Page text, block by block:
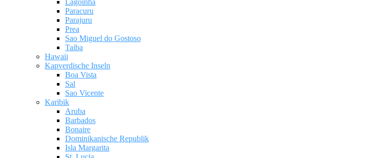
Lagoinha
Paracuru
Parajuru
Prea
Sao Miguel do Gostoso
Taiba
Hawaii
Kapverdische Inseln
Boa Vista
Sal
Sao Vicente
Karibik
Aruba
Barbados
Bonaire
Dominikanische Republik
Isla Margarita